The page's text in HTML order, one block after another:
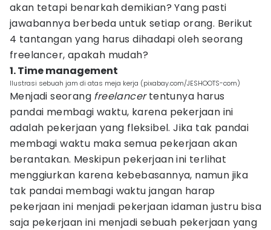
akan tetapi benarkah demikian? Yang pasti
jawabannya berbeda untuk setiap orang. Berikut
4 tantangan yang harus dihadapi oleh seorang
freelancer, apakah mudah?
1. Time management
Ilustrasi sebuah jam di atas meja kerja (pixabay.com/JESHOOTS-com)
Menjadi seorang freelancertentunya harus
pandai membagi waktu, karena pekerjaan ini
adalah pekerjaan yang fleksibel. Jika tak pandai
membagi waktu maka semua pekerjaan akan
berantakan. Meskipun pekerjaan ini terlihat
menggiurkan karena kebebasannya, namun jika
tak pandai membagi waktu jangan harap
pekerjaan ini menjadi pekerjaan idaman justru bisa
saja pekerjaan ini menjadi sebuah pekerjaan yang